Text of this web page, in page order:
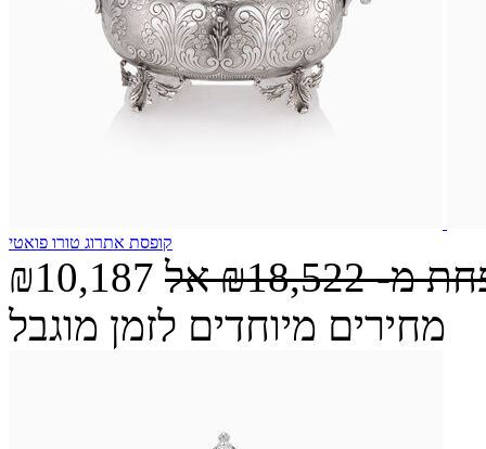
קופסת אתרוג טורו פואטי
₪10,187 מ-₪18,522 אל
מחירים מיוחדים לזמן מוגבל